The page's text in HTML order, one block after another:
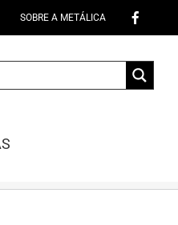
SOBRE A METÁLICA